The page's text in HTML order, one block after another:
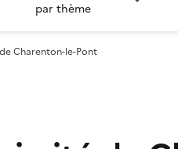
par thème
Charenton-le-Pont